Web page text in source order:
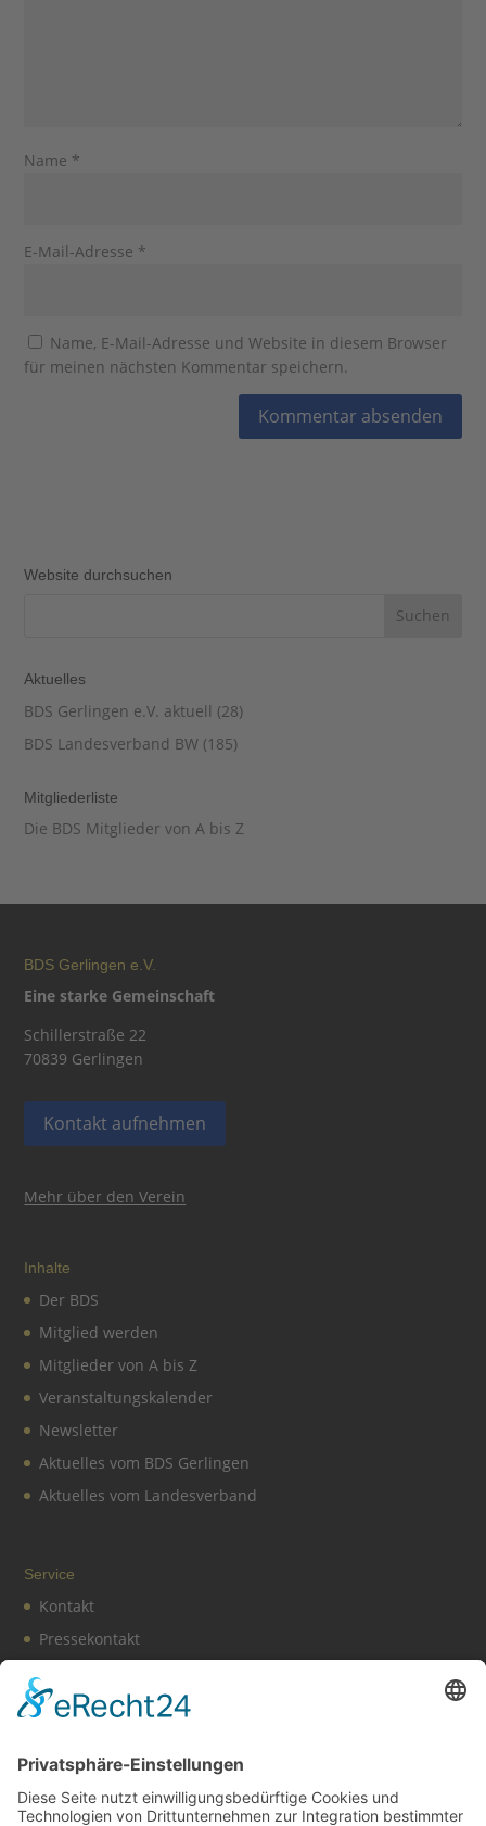
Name *
E-Mail-Adresse *
Name, E-Mail-Adresse und Website in diesem Browser
für meinen nächsten Kommentar speichern.
Website durchsuchen
Aktuelles
BDS Gerlingen e.V. aktuell (28)
BDS Landesverband BW (185)
Mitgliederliste
Die BDS Mitglieder von A bis Z
BDS Gerlingen e.V.
Eine starke Gemeinschaft
Schillerstraße 22
70839 Gerlingen
Kontakt aufnehmen
Mehr über den Verein
Inhalte
Der BDS
Mitglied werden
Mitglieder von A bis Z
Veranstaltungskalender
Newsletter
Aktuelles vom BDS Gerlingen
Aktuelles vom Landesverband
Service
Kontakt
Pressekontakt
Impressum
Cookie-Einstellungen